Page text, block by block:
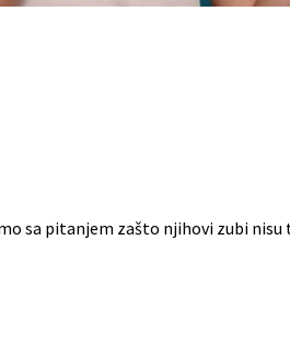
sa pitanjem zašto njihovi zubi